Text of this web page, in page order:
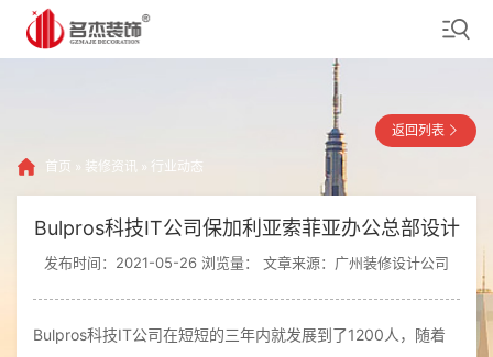
首页 » 装修资讯 » 行业动态
返回列表
Bulpros科技IT公司保加利亚索菲亚办公总部设计
发布时间：2021-05-26 浏览量： 文章来源：广州装修设计公司
Bulpros科技IT公司在短短的三年内就发展到了1200人，随着